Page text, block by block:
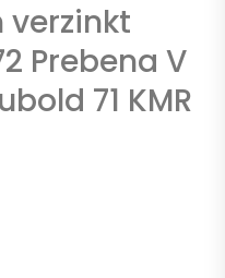
Prebena V
71 KMR